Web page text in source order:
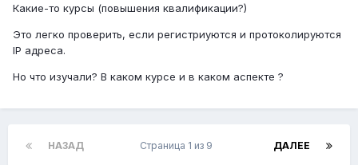
Какие-то курсы (повышения квалификации?)
Это легко проверить, если регистриуются и протоколируются
IP адреса.
Но что изучали? В каком курсе и в каком аспекте ?
НАЗАД ДАЛЕЕ
Страница 1 из 9